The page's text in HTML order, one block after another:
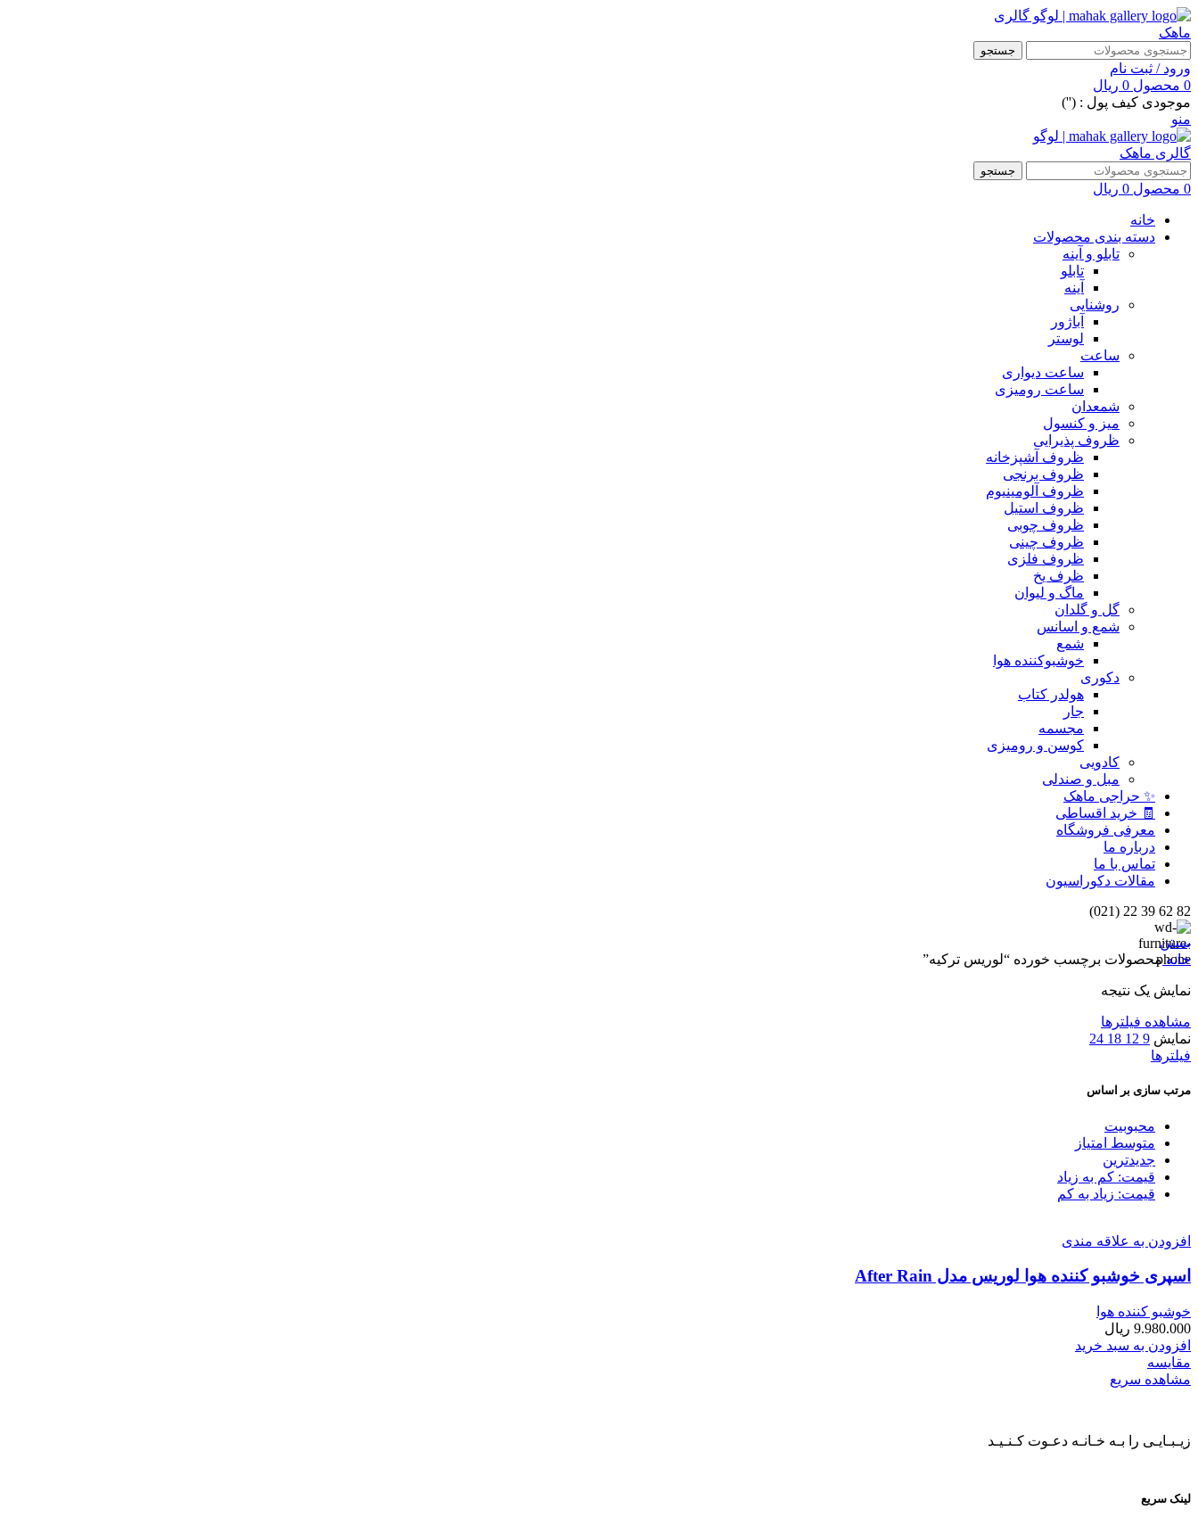
جستجو
ورود / ثبت نام
0 محصول 0 ریال
موجودی کیف پول : ('')
منو
جستجو
0 محصول 0 ریال
خانه
دسته بندی محصولات
تابلو و آینه
تابلو
آینه
روشنایی
آباژور
لوستر
ساعت
ساعت دیواری
ساعت رومیزی
شمعدان
میز و کنسول
ظروف پذیرایی
ظروف آشپزخانه
ظروف برنجی
ظروف آلومینیوم
ظروف استیل
ظروف چوبی
ظروف چینی
ظروف فلزی
ظرف یخ
ماگ و لیوان
گل و گلدان
شمع و اسانس
شمع
خوشبوکننده هوا
دکوری
هولدر کتاب
جار
مجسمه
کوسن و رومیزی
کادویی
مبل و صندلی
✨ حراجی ماهک
🧾 خرید اقساطی
معرفی فروشگاه
درباره ما
تماس با ما
مقالات دکوراسیون
82 62 39 22 (021)
بستن
خانهمحصولات برچسب خورده “لوریس ترکیه”
نمایش یک نتیجه
مشاهده فیلترها
نمایش 9
12
18
24
فیلترها
مرتب سازی بر اساس
محبوبیت
متوسط امتیاز
جدیدترین
قیمت: کم به زیاد
قیمت: زیاد به کم
افزودن به علاقه مندی
اسپری خوشبو کننده هوا لوریس مدل After Rain
خوشبو کننده هوا
9.980.000 ریال
افزودن به سبد خرید
مقایسه
مشاهده سریع
زیـبـایـی را بـه خـانـه دعـوت کـنـیـد
لینک سریع